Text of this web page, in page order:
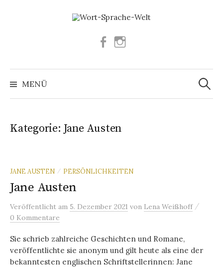
Facebook
MENÜ
Suchen
nach:
Kategorie: Jane Austen
JANE AUSTEN / PERSÖNLICHKEITEN
Jane Austen
Veröffentlicht am 5. Dezember 2021 von Lena Weißhoff /
0 Kommentare
Sie schrieb zahlreiche Geschichten und Romane,
veröffentlichte sie anonym und gilt heute als eine der
bekanntesten englischen Schriftstellerinnen: Jane